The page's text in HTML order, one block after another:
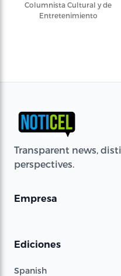
Columnista Cultural y de
Entretenimiento
Transparent news,
perspectives.
Empresa
Ediciones
Spanish